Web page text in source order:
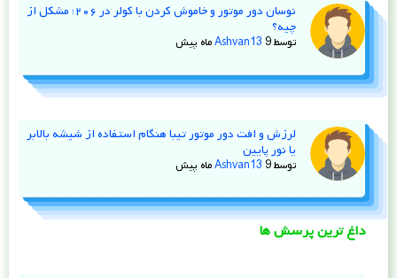
نوسان دور موتور و خاموش کردن با کولر در ۲۰۶؛ مشکل از
چیه؟
توسط Ashvan13 9 ماه پیش
لرزش و افت دور موتور تیبا هنگام استفاده از شیشه‌ بالابر
یا نور پایین
توسط Ashvan13 9 ماه پیش
داغ ترین پرسش ها